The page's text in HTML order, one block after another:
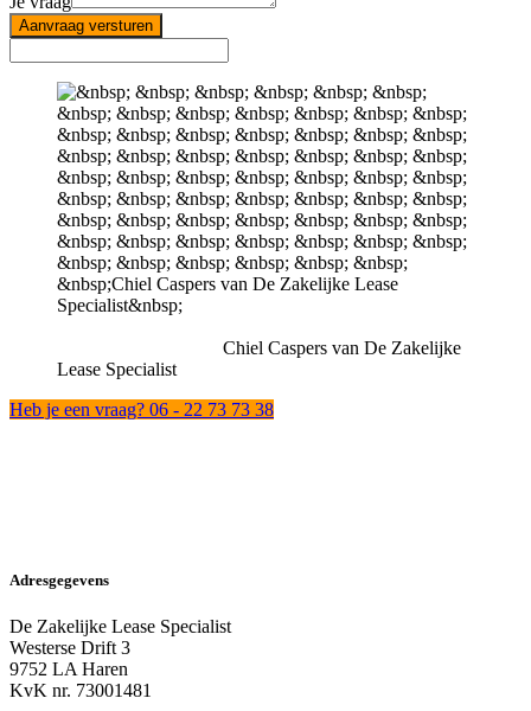
Aanvraag versturen
Chiel Caspers van De Zakelijke
Lease Specialist
Heb je een vraag? 06 - 22 73 73 38
Adresgegevens
De Zakelijke Lease Specialist
Westerse Drift 3
9752 LA Haren
KvK nr. 73001481